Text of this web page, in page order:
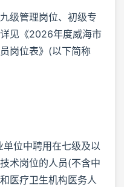
级管理岗位、初级专
见《2026年度威海市
岗位表》(以下简称
位中聘用在七级及以
术岗位的人员(不含中
医疗卫生机构医务人